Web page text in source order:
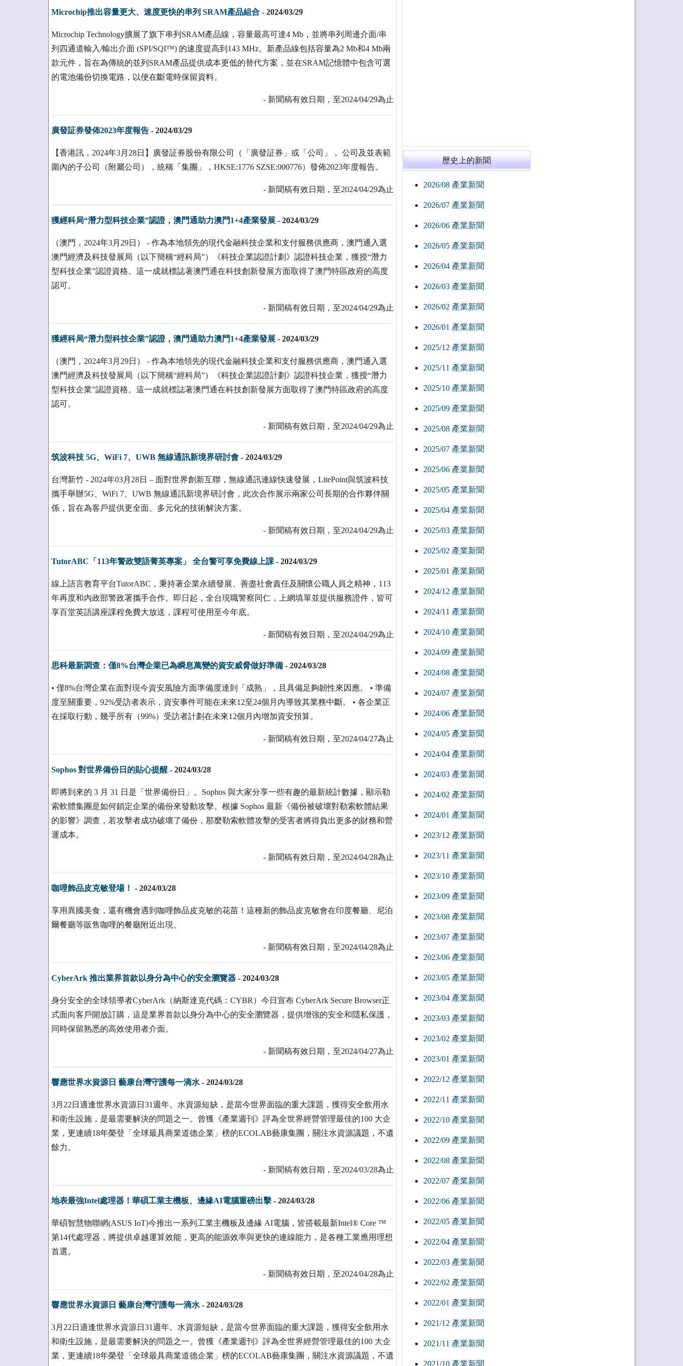
Microchip推出容量更大、速度更快的串列 SRAM產品組合- 2024/03/29
Microchip Technology擴展了旗下串列SRAM產品線，容量最高可達4 Mb，並將串列周邊介面/串
列四通道輸入/輸出介面 (SPI/SQI™) 的速度提高到143 MHz。新產品線包括容量為2 Mb和4 Mb兩
款元件，旨在為傳統的並列SRAM產品提供成本更低的替代方案，並在SRAM記憶體中包含可選
的電池備份切換電路，以便在斷電時保留資料。
- 新聞稿有效日期，至2024/04/29為止
廣發証券發佈2023年度報告- 2024/03/29
【香港訊，2024年3月28日】廣發証券股份有限公司（「廣發証券」或「公司」， 公司及並表範
圍內的子公司（附屬公司），統稱「集團」，HKSE:1776 SZSE:000776）發佈2023年度報告。
- 新聞稿有效日期，至2024/04/29為止
獲經科局“潛力型科技企業”認證，澳門通助力澳門1+4產業發展- 2024/03/29
（澳門，2024年3月29日） - 作為本地領先的現代金融科技企業和支付服務供應商，澳門通入選
澳門經濟及科技發展局（以下簡稱“經科局”）《科技企業認證計劃》認證科技企業，獲授“潛力
型科技企業”認證資格。這一成就標誌著澳門通在科技創新發展方面取得了澳門特區政府的高度
認可。
- 新聞稿有效日期，至2024/04/29為止
獲經科局“潛力型科技企業”認證，澳門通助力澳門1+4產業發展- 2024/03/29
（澳門，2024年3月29日） - 作為本地領先的現代金融科技企業和支付服務供應商，澳門通入選
澳門經濟及科技發展局（以下簡稱“經科局”）《科技企業認證計劃》認證科技企業，獲授“潛力
型科技企業”認證資格。這一成就標誌著澳門通在科技創新發展方面取得了澳門特區政府的高度
認可。
- 新聞稿有效日期，至2024/04/29為止
筑波科技 5G、WiFi 7、UWB 無線通訊新境界研討會- 2024/03/29
台灣新竹 - 2024年03月28日 – 面對世界創新互聯，無線通訊連線快速發展，LitePoint與筑波科技
攜手舉辦5G、WiFi 7、UWB 無線通訊新境界研討會，此次合作展示兩家公司長期的合作夥伴關
係，旨在為客戶提供更全面、多元化的技術解決方案。
- 新聞稿有效日期，至2024/04/29為止
TutorABC「113年警政雙語菁英專案」 全台警可享免費線上課- 2024/03/29
線上語言教育平台TutorABC，秉持著企業永續發展、善盡社會責任及關懷公職人員之精神，113
年再度和內政部警政署攜手合作。即日起，全台現職警察同仁，上網填單並提供服務證件，皆可
享百堂英語講座課程免費大放送，課程可使用至今年底。
- 新聞稿有效日期，至2024/04/29為止
思科最新調查：僅8%台灣企業已為瞬息萬變的資安威脅做好準備- 2024/03/28
• 僅8%台灣企業在面對現今資安風險方面準備度達到「成熟」，且具備足夠韌性來因應。 • 準備
度至關重要，92%受訪者表示，資安事件可能在未來12至24個月內導致其業務中斷。 • 各企業正
在採取行動，幾乎所有（99%）受訪者計劃在未來12個月內增加資安預算。
- 新聞稿有效日期，至2024/04/27為止
Sophos 對世界備份日的貼心提醒- 2024/03/28
即將到來的 3 月 31 日是「世界備份日」。Sophos 與大家分享一些有趣的最新統計數據，顯示勒
索軟體集團是如何鎖定企業的備份來發動攻擊。根據 Sophos 最新《備份被破壞對勒索軟體結果
的影響》調查，若攻擊者成功破壞了備份，那麼勒索軟體攻擊的受害者將得負出更多的財務和營
運成本。
- 新聞稿有效日期，至2024/04/28為止
咖哩飾品皮克敏登場！ - 2024/03/28
享用異國美食，還有機會遇到咖哩飾品皮克敏的花苗！這種新的飾品皮克敏會在印度餐廳、尼泊
爾餐廳等販售咖哩的餐廳附近出現。
- 新聞稿有效日期，至2024/04/28為止
CyberArk 推出業界首款以身分為中心的安全瀏覽器- 2024/03/28
身分安全的全球領導者CyberArk（納斯達克代碼：CYBR）今日宣布 CyberArk Secure Browser正
式面向客戶開放訂購，這是業界首款以身分為中心的安全瀏覽器，提供增強的安全和隱私保護，
同時保留熟悉的高效使用者介面。
- 新聞稿有效日期，至2024/04/27為止
響應世界水資源日 藝康台灣守護每一滴水- 2024/03/28
3月22日適逢世界水資源日31週年。水資源短缺，是當今世界面臨的重大課題，獲得安全飲用水
和衛生設施，是最需要解決的問題之一。曾獲《產業週刊》評為全世界經營管理最佳的100 大企
業，更連續18年榮登「全球最具商業道德企業」榜的ECOLAB藝康集團，關注水資源議題，不遺
餘力。
- 新聞稿有效日期，至2024/03/28為止
地表最強Intel處理器！華碩工業主機板、邊緣AI電腦重磅出擊- 2024/03/28
華碩智慧物聯網(ASUS IoT)今推出一系列工業主機板及邊緣 AI電腦，皆搭載最新Intel® Core ™
第14代處理器，將提供卓越運算效能，更高的能源效率與更快的連線能力，是各種工業應用理想
首選。
- 新聞稿有效日期，至2024/04/28為止
響應世界水資源日 藝康台灣守護每一滴水- 2024/03/28
3月22日適逢世界水資源日31週年。水資源短缺，是當今世界面臨的重大課題，獲得安全飲用水
和衛生設施，是最需要解決的問題之一。曾獲《產業週刊》評為全世界經營管理最佳的100 大企
業，更連續18年榮登「全球最具商業道德企業」榜的ECOLAB藝康集團，關注水資源議題，不遺
歷史上的新聞
2026/08 產業新聞
2026/07 產業新聞
2026/06 產業新聞
2026/05 產業新聞
2026/04 產業新聞
2026/03 產業新聞
2026/02 產業新聞
2026/01 產業新聞
2025/12 產業新聞
2025/11 產業新聞
2025/10 產業新聞
2025/09 產業新聞
2025/08 產業新聞
2025/07 產業新聞
2025/06 產業新聞
2025/05 產業新聞
2025/04 產業新聞
2025/03 產業新聞
2025/02 產業新聞
2025/01 產業新聞
2024/12 產業新聞
2024/11 產業新聞
2024/10 產業新聞
2024/09 產業新聞
2024/08 產業新聞
2024/07 產業新聞
2024/06 產業新聞
2024/05 產業新聞
2024/04 產業新聞
2024/03 產業新聞
2024/02 產業新聞
2024/01 產業新聞
2023/12 產業新聞
2023/11 產業新聞
2023/10 產業新聞
2023/09 產業新聞
2023/08 產業新聞
2023/07 產業新聞
2023/06 產業新聞
2023/05 產業新聞
2023/04 產業新聞
2023/03 產業新聞
2023/02 產業新聞
2023/01 產業新聞
2022/12 產業新聞
2022/11 產業新聞
2022/10 產業新聞
2022/09 產業新聞
2022/08 產業新聞
2022/07 產業新聞
2022/06 產業新聞
2022/05 產業新聞
2022/04 產業新聞
2022/03 產業新聞
2022/02 產業新聞
2022/01 產業新聞
2021/12 產業新聞
2021/11 產業新聞
2021/10 產業新聞